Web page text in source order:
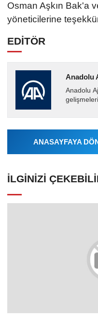
Osman Aşkın Bak'a
yöneticilerine
EDİTÖR
Anadolu
Anadolu
ANASAYFAYA
İLGINIZI